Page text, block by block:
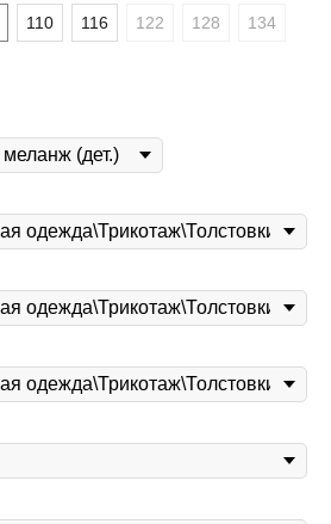
110 116 122 128 134